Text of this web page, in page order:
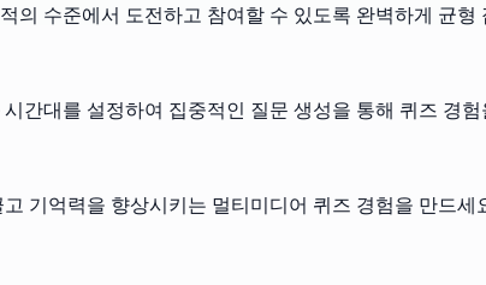
의 수준에서 도전하고 참여할 수 있도록 완벽하게 균형
간대를 설정하여 집중적인 질문 생성을 통해 퀴즈 경
기억력을 향상시키는 멀티미디어 퀴즈 경험을 만드세